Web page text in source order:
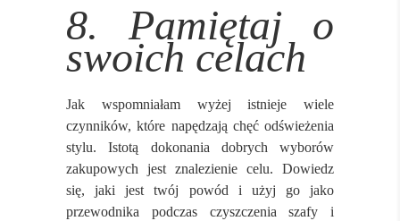
8. Pamiętaj o
swoich celach
Jak wspomniałam wyżej istnieje wiele
czynników, które napędzają chęć odświeżenia
stylu. Istotą dokonania dobrych wyborów
zakupowych jest znalezienie celu. Dowiedz
się, jaki jest twój powód i użyj go jako
przewodnika podczas czyszczenia szafy i